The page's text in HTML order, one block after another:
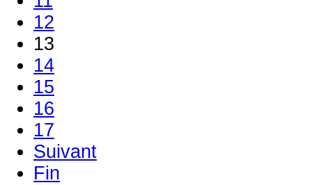
12
13
14
15
16
17
Suivant
Fin